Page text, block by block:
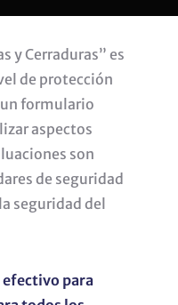
y Cerraduras” es
de protección
un formulario
aspectos
son
de seguridad
seguridad del
efectivo para